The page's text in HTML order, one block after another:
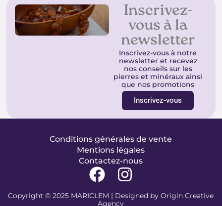
Inscrivez-
vous à la
newsletter
Inscrivez-vous à notre
newsletter et recevez
nos conseils sur les
pierres et minéraux ainsi
que nos promotions
Inscrivez-vous
Conditions générales de vente
Mentions légales
Contactez-nous
F
a
I
n
Copyright © 2025 MARICLEM | Designed byOrigin Creative
Agency